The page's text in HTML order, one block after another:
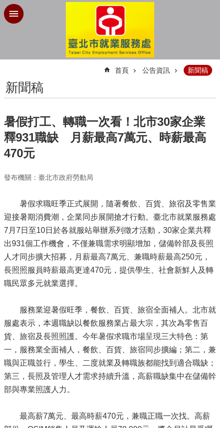
跳到主要內容區塊
首頁 公告資訊 新聞稿
新聞稿
暑假打工、轉職一次看！北市30家企業
釋931職缺 月薪最高7萬元、時薪最高
470元
發布機關：臺北市政府勞動局
暑假求職旺季正式展開，隨著餐飲、百貨、旅宿及零售業
迎接暑期消費潮，企業同步展開搶才行動。臺北市就業服務處
7月7日至10日於各就服站舉辦系列徵才活動，30家企業共釋
出931個工作機會，不僅兼職需求明顯增加，儲備幹部及長照
人才同步擴大招募，月薪最高7萬元、兼職時薪最高250元，
長照照服員時薪最高更達470元，提供學生、社會新鮮人及轉
職民眾多元就業選擇。
服務業迎暑假旺季，餐飲、百貨、旅宿全面補人。北市就
服處表示，本週職缺以餐飲服務業占最大宗，其次為零售百
貨、旅宿及長照照護。今年暑假求職市場呈現三大特色：第
一，服務業全面補人，餐飲、百貨、旅宿同步擴編；第二，兼
職與正職並行，學生、二度就業及轉職族都能找到適合職缺；
第三，長照及管理人才需求持續升溫，高薪職缺集中在儲備幹
部與專業照護人力。
最高薪7萬元、最高時薪470元，兼職正職一次找。高薪